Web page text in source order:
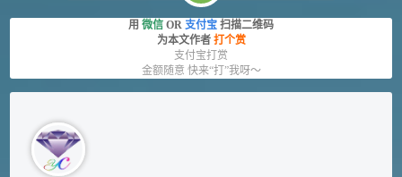
用 微信 OR 支付宝 扫描二维码
为本文作者 打个赏
支付宝打赏
金额随意 快来“打”我呀～